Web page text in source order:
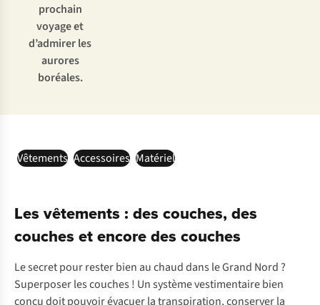
prochain
voyage et
d’admirer les
aurores
boréales.
Vêtements Accessoires Matériel
Les vêtements : des couches, des
couches et encore des couches
Le secret pour rester bien au chaud dans le Grand Nord ?
Superposer les couches ! Un système vestimentaire bien
conçu doit pouvoir évacuer la transpiration, conserver la